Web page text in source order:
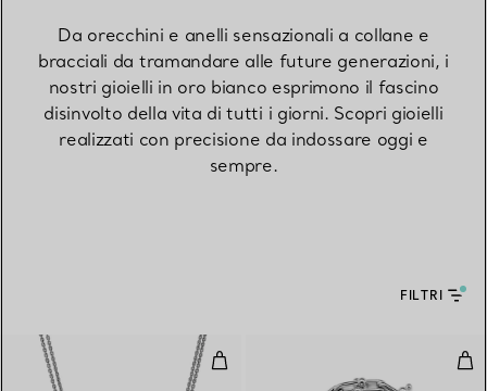
Da orecchini e anelli sensazionali a collane e
bracciali da tramandare alle future generazioni, i
nostri gioielli in oro bianco esprimono il fascino
disinvolto della vita di tutti i giorni. Scopri gioielli
realizzati con precisione da indossare oggi e
sempre.
FILTRI
Pendente a maglie doppie